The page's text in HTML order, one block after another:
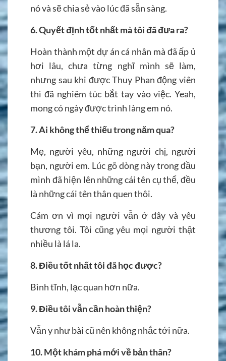
nó và sẽ chia sẻ vào lúc đã sẵn sàng.
6. Quyết định tốt nhất mà tôi đã đưa ra?
Hoàn thành một dự án cá nhân mà đã ấp ủ
hơi lâu, chưa từng nghĩ mình sẽ làm,
nhưng sau khi được Thuy Phan động viên
thì đã nghiêm túc bắt tay vào việc. Yeah,
mong có ngày được trình làng em nó.
7.Ai không thể thiếu trong năm qua?
Mẹ, người yêu, những người chị, người
bạn, người em. Lúc gõ dòng này trong đầu
mình đã hiện lên những cái tên cụ thể, đều
là những cái tên thân quen thôi.
Cám ơn vì mọi người vẫn ở đây và yêu
thương tôi. Tôi cũng yêu mọi người thật
nhiều là lá la.
8. Điều tốt nhất tôi đã học được?
Bình tĩnh, lạc quan hơn nữa.
9.Điều tôi vẫn cần hoàn thiện?
Vẫn y như bài cũ nên không nhắc tới nữa.
10. Một khám phá mới về bản thân?